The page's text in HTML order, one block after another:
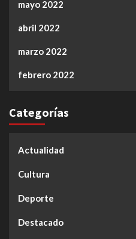
mayo 2022
abril 2022
marzo 2022
febrero 2022
Categorías
Actualidad
Cultura
Deporte
Destacado